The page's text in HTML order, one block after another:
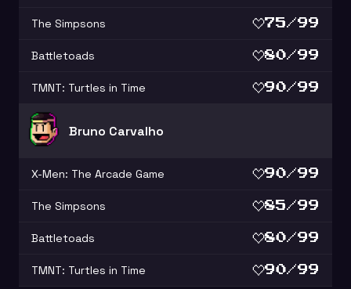
The Simpsons 75/99
Battletoads 80/99
TMNT: Turtles in Time 90/99
Bruno Carvalho
X-Men: The Arcade Game 90/99
The Simpsons 85/99
Battletoads 80/99
TMNT: Turtles in Time 90/99